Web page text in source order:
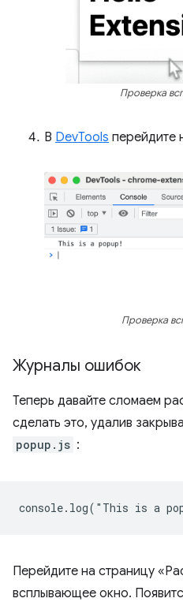
Проверка
В DevTools перейдите
Проверка
Журналы ошибок
Теперь давайте сломаем
сделать это, удалив
popup.js :
console. log( " This is a
Перейдите на страницу
всплывающее окно.